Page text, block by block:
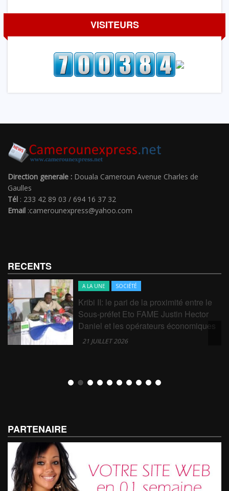
VISITEURS
Direction generale : Douala Cameroun Avenue Charles de
Gaulles
Tél : 233 42 89 03 / 694 16 37 32
Email :camerounexpress@yahoo.com
RECENTS
A LA UNE SOCIÉTÉ
Kribi II: le pari de la proximité entre le
Sous-préfet Eto FAME Justin Hector
Daniel et les opérateurs économiques
21 JUILLET 2026
PARTENAIRE